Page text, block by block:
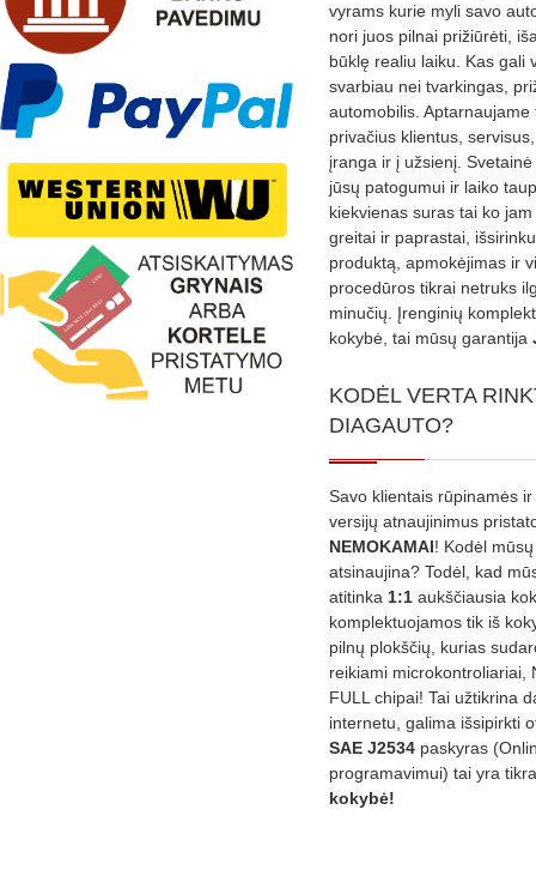
vyrams kurie myli savo
nori juos pilnai prižiūrėti,
būklę realiu laiku. Kas gali
svarbiau nei tvarkingas,
automobilis. Aptarnaujame
privačius klientus,
įranga ir į užsienį.
jūsų patogumui ir laiko
kiekvienas suras tai ko
greitai ir paprastai,
produktą, apmokėjimas ir
procedūros tikrai netruks
minučių. Įrenginių
kokybė, tai mūsų garantija
KODĖL VERTA
DIAGAUTO?
Savo klientais rūpinamės
versijų atnaujinimus
NEMOKAMAI! Kodėl
atsinaujina? Todėl, kad
atitinka 1:1 aukščiausia
komplektuojamos tik iš
pilnų plokščių, kurias
reikiami microkontroliariai,
FULL chipai! Tai užtikrina
internetu, galima išsipirkti
SAE J2534 paskyras
programavimui) tai yra
kokybė!